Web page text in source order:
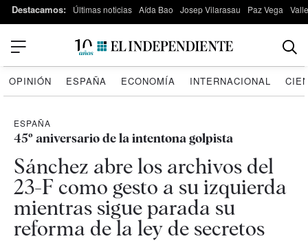
Destacamos: Últimas noticias Aída Bao Josep Vilarasau Paz Vega
OPINIÓN ESPAÑA ECONOMÍA INTERNACIONAL
ESPAÑA
45º aniversario de la intentona golpista
Sánchez abre los archivos del
23-F como gesto a su izquierda
mientras sigue parada su
reforma de la ley de secretos